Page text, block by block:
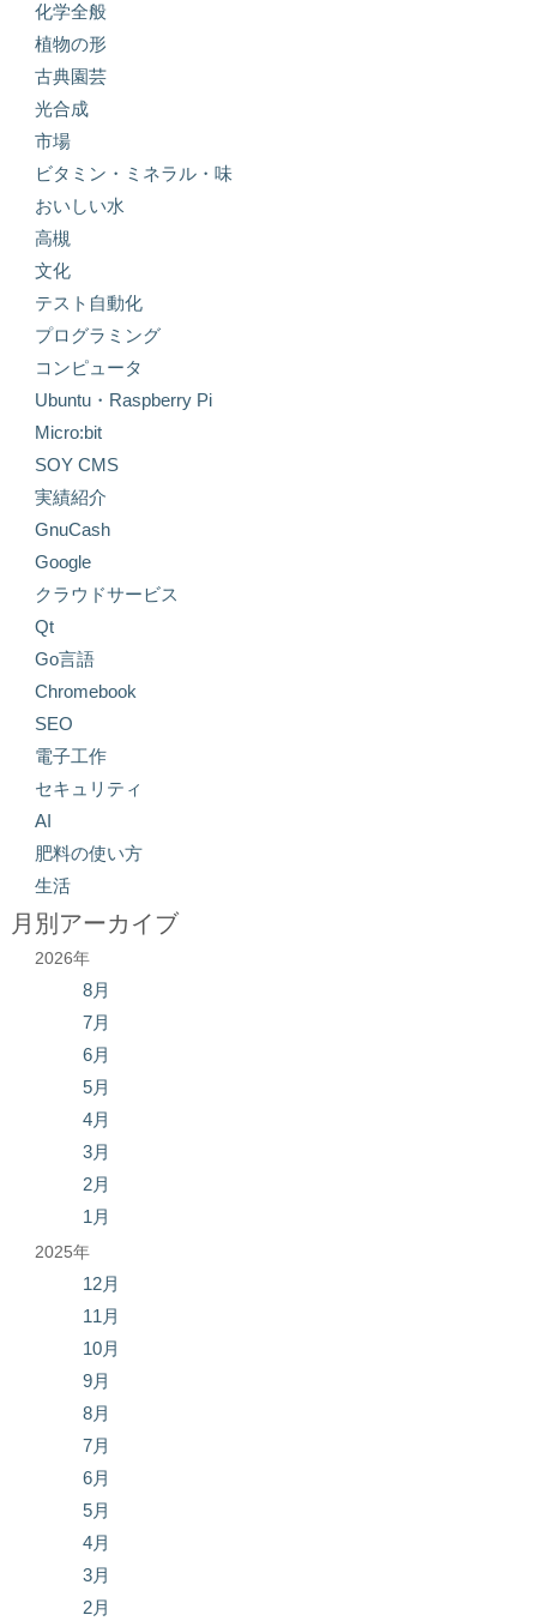
化学全般
植物の形
古典園芸
光合成
市場
ビタミン・ミネラル・味
おいしい水
高槻
文化
テスト自動化
プログラミング
コンピュータ
Ubuntu・Raspberry Pi
Micro:bit
SOY CMS
実績紹介
GnuCash
Google
クラウドサービス
Qt
Go言語
Chromebook
SEO
電子工作
セキュリティ
AI
肥料の使い方
生活
月別アーカイブ
2026年
8月
7月
6月
5月
4月
3月
2月
1月
2025年
12月
11月
10月
9月
8月
7月
6月
5月
4月
3月
2月